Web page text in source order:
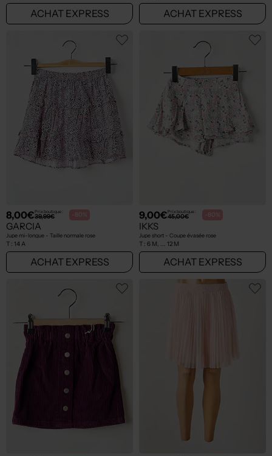
ACHAT EXPRESS ACHAT EXPRESS
8,00€Prix boutique :
39,99€ -80%
GARCIA
Jupe mi-longue - Taille normale rose
T : 14 A
ACHAT EXPRESS
9,00€Prix boutique :
45,00€ -80%
IKKS
Jupe short - Coupe évasée rose
T : 6 M, ... 12 M
ACHAT EXPRESS